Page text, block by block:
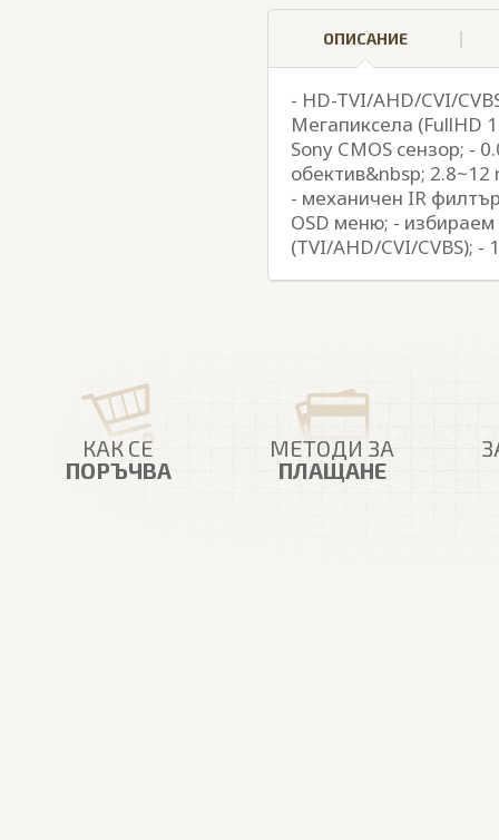
ОПИСАНИЕ
- HD-TVI/AHD/CVI/
Мегапиксела (FullHD
Sony CMOS сензор; -
обектив&nbsp;
- механичен IR
OSD меню; -
(TVI/AHD/CVI/CVBS);
КАК СЕ
ПОРЪЧВА
МЕТОДИ ЗА
ПЛАЩАНЕ